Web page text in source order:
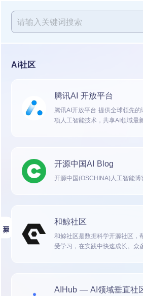
Ai社区
腾讯AI 开放平台
腾讯AI开放平台 提供全球领先
项人工智能技术，共享AI领域最
开源中国AI Blog
开源中国(OSCHINA)人工智能博
和鲸社区
和鲸社区是数据科学开源社区，
受学习，在实践中快速成长。众
AIHub — AI领域垂直社